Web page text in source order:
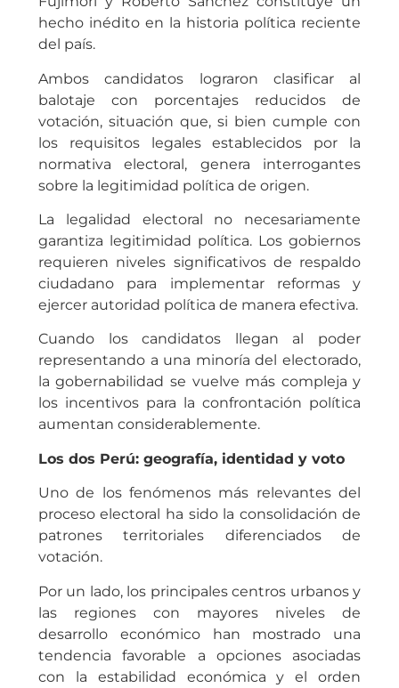
hecho inédito en la historia política reciente
del país.
Ambos candidatos lograron clasificar al
balotaje con porcentajes reducidos de
votación, situación que, si bien cumple con
los requisitos legales establecidos por la
normativa electoral, genera interrogantes
sobre la legitimidad política de origen.
La legalidad electoral no necesariamente
garantiza legitimidad política. Los gobiernos
requieren niveles significativos de respaldo
ciudadano para implementar reformas y
ejercer autoridad política de manera efectiva.
Cuando los candidatos llegan al poder
representando a una minoría del electorado,
la gobernabilidad se vuelve más compleja y
los incentivos para la confrontación política
aumentan considerablemente.
Los dos Perú: geografía, identidad y voto
Uno de los fenómenos más relevantes del
proceso electoral ha sido la consolidación de
patrones territoriales diferenciados de
votación.
Por un lado, los principales centros urbanos y
las regiones con mayores niveles de
desarrollo económico han mostrado una
tendencia favorable a opciones asociadas
con la estabilidad económica y el orden